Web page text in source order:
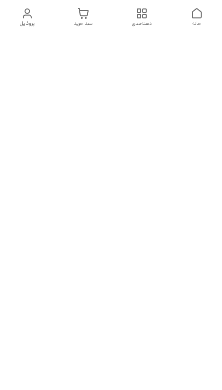
پروفایل سبد خرید دسته‌بندی خانه